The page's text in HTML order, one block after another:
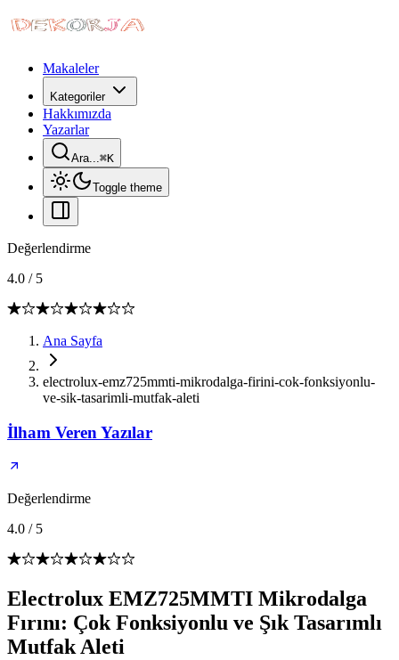
Makaleler
Kategoriler
Hakkımızda
Yazarlar
Ara...⌘K
Toggle theme
Değerlendirme
4.0 / 5
Ana Sayfa
electrolux-emz725mmti-mikrodalga-firini-cok-fonksiyonlu-
ve-sik-tasarimli-mutfak-aleti
İlham Veren Yazılar
Değerlendirme
4.0 / 5
Electrolux EMZ725MMTI Mikrodalga
Fırını: Çok Fonksiyonlu ve Şık Tasarımlı
Mutfak Aleti